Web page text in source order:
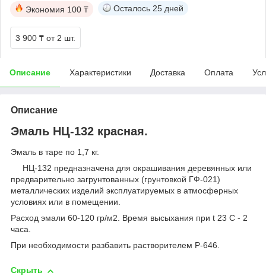
Экономия 100 ₸ Осталось 25 дней
3 900 ₸ от 2 шт.
Описание Характеристики Доставка Оплата
Описание
Эмаль НЦ-132 красная.
Эмаль в таре по 1,7 кг.
НЦ-132 предназначена для окрашивания деревянных или
предварительно загрунтованных (грунтовкой ГФ-021)
металлических изделий эксплуатируемых в атмосферных
условиях или в помещении.
Расход эмали 60-120 гр/м2. Время высыхания при t 23 С - 2
часа.
При необходимости разбавить растворителем Р-646.
Скрыть